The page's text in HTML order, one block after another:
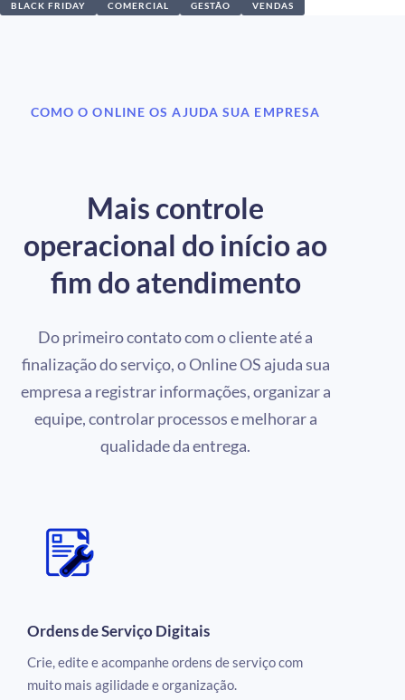
BLACK FRIDAY COMERCIAL GESTÃO VENDAS
COMO O ONLINE OS AJUDA SUA EMPRESA
Mais controle
operacional do início ao
fim do atendimento
Do primeiro contato com o cliente até a
finalização do serviço, o Online OS ajuda sua
empresa a registrar informações, organizar a
equipe, controlar processos e melhorar a
qualidade da entrega.
Ordens de Serviço Digitais
Crie, edite e acompanhe ordens de serviço com
muito mais agilidade e organização.